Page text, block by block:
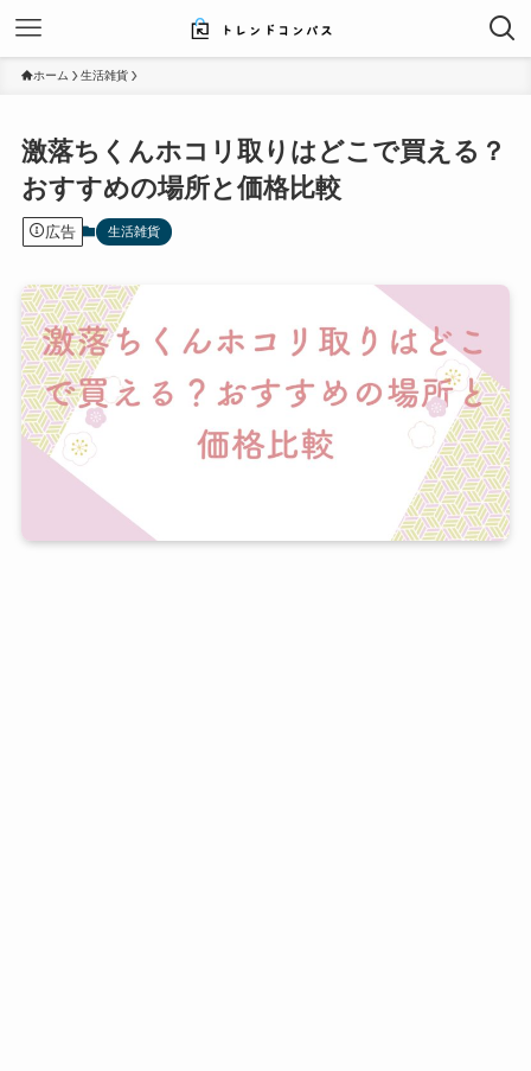
ホーム 生活雑貨
激落ちくんホコリ取りはどこで買える？
おすすめの場所と価格比較
広告 生活雑貨